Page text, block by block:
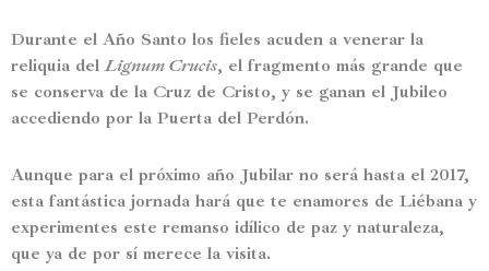
Durante el Año Santo los fieles acuden a venerar la
reliquia delLignum Crucis, el fragmento más grande que
se conserva de la Cruz de Cristo, y se ganan el Jubileo
accediendo por la Puerta del Perdón.
Aunque para el próximo año Jubilar no será hasta el 2017,
esta fantástica jornada hará que te enamores de Liébana y
experimentes este remanso idílico de paz y naturaleza,
que ya de por sí merece la visita.